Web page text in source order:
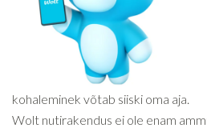
kohaleminek võtab siiski oma aja.
Wolt nutirakendus ei ole enam